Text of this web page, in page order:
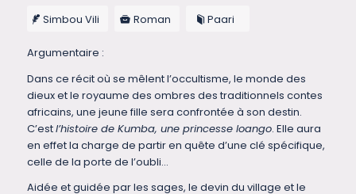
Simbou Vili Roman Paari
Argumentaire :
Dans ce récit où se mêlent l’occultisme, le monde des
dieux et le royaume des ombres des traditionnels contes
africains, une jeune fille sera confrontée à son destin.
C’estl’histoire de Kumba, une princesse loango. Elle aura
en effet la charge de partir en quête d’une clé spécifique,
celle de la porte de l’oubli…
Aidée et guidée par les sages, le devin du village et le